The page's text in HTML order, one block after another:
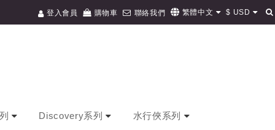
登入會員 購物車 聯絡我們 繁體中文 $ USD
Discovery系列
水行俠系列